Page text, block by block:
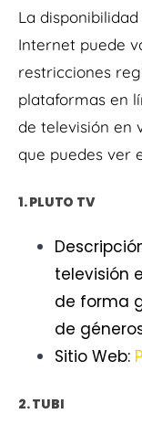
La
Internet puede
restricciones
plataformas en
de televisión en
que puedes ver
1. PLUTO TV
televisión
de forma
de
Sitio Web:
2. TUBI